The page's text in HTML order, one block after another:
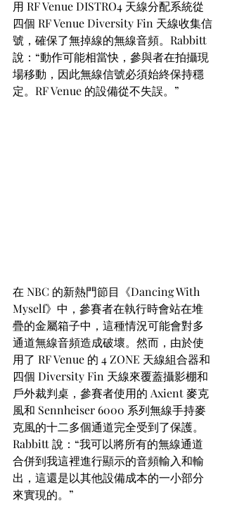
用 RF Venue DISTRO4 天線分配系統從
四個 RF Venue Diversity Fin 天線收集信
號，確保了無掉線的無線音頻。Rabbitt
說：“動作可能相當快，參與者在拍攝現
場移動，因此無線信號必須始終保持穩
定。RF Venue 的設備從不失誤。”
在 NBC 的新熱門節目《Dancing With
Myself》中，參賽者在執行時會站在堆
疊的金屬箱子中，這種情況可能會對多
通道無線音頻造成破壞。然而，由於使
用了 RF Venue 的 4 ZONE 天線組合器和
四個 Diversity Fin 天線來覆蓋攝影棚和
戶外裁判桌，參賽者使用的 Axient 麥克
風和 Sennheiser 6000 系列無線手持麥
克風的十二多個通道完全受到了保護。
Rabbitt 說：“我可以將所有的無線通道
合併到我這裡進行顯示的音頻輸入和輸
出，這還是以其他設備成本的一小部分
來實現的。”